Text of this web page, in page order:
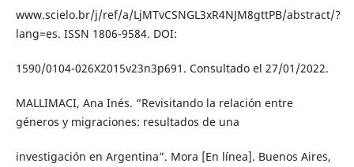
www.scielo.br/j/ref/a/LjMTvCSNGL3xR4NJM8gttPB/abstract/?
lang=es. ISSN 1806-9584. DOI:
1590/0104-026X2015v23n3p691. Consultado el 27/01/2022.
MALLIMACI, Ana Inés. “Revisitando la relación entre
géneros y migraciones: resultados de una
investigación en Argentina”. Mora [En línea]. Buenos Aires,